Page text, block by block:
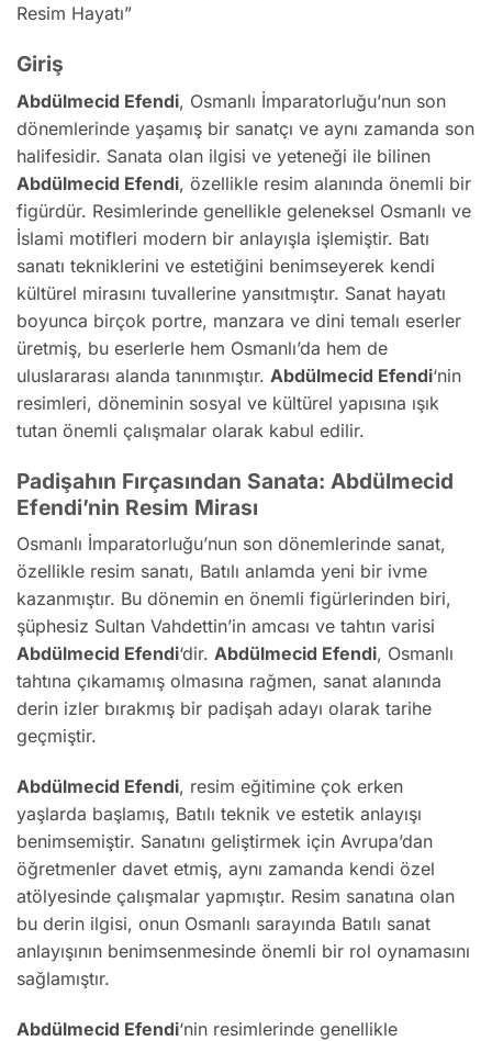
Resim Hayatı”
Giriş
Abdülmecid Efendi, Osmanlı İmparatorluğu’nun son
dönemlerinde yaşamış bir sanatçı ve aynı zamanda son
halifesidir. Sanata olan ilgisi ve yeteneği ile bilinen
Abdülmecid Efendi, özellikle resim alanında önemli bir
figürdür. Resimlerinde genellikle geleneksel Osmanlı ve
İslami motifleri modern bir anlayışla işlemiştir. Batı
sanatı tekniklerini ve estetiğini benimseyerek kendi
kültürel mirasını tuvallerine yansıtmıştır. Sanat hayatı
boyunca birçok portre, manzara ve dini temalı eserler
üretmiş, bu eserlerle hem Osmanlı’da hem de
uluslararası alanda tanınmıştır. Abdülmecid Efendi‘nin
resimleri, döneminin sosyal ve kültürel yapısına ışık
tutan önemli çalışmalar olarak kabul edilir.
Padişahın Fırçasından Sanata: Abdülmecid
Efendi’nin Resim Mirası
Osmanlı İmparatorluğu’nun son dönemlerinde sanat,
özellikle resim sanatı, Batılı anlamda yeni bir ivme
kazanmıştır. Bu dönemin en önemli figürlerinden biri,
şüphesiz Sultan Vahdettin’in amcası ve tahtın varisi
Abdülmecid Efendi‘dir. Abdülmecid Efendi, Osmanlı
tahtına çıkamamış olmasına rağmen, sanat alanında
derin izler bırakmış bir padişah adayı olarak tarihe
geçmiştir.
Abdülmecid Efendi, resim eğitimine çok erken
yaşlarda başlamış, Batılı teknik ve estetik anlayışı
benimsemiştir. Sanatını geliştirmek için Avrupa’dan
öğretmenler davet etmiş, aynı zamanda kendi özel
atölyesinde çalışmalar yapmıştır. Resim sanatına olan
bu derin ilgisi, onun Osmanlı sarayında Batılı sanat
anlayışının benimsenmesinde önemli bir rol oynamasını
sağlamıştır.
Abdülmecid Efendi‘nin resimlerinde genellikle